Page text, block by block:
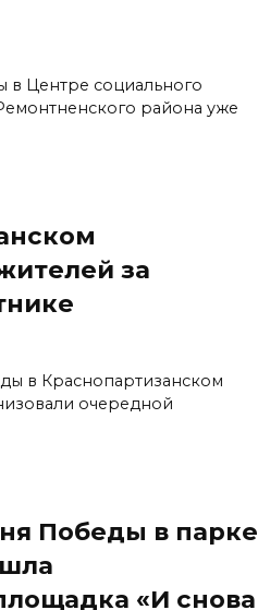
Центре социального
района уже
за
в Краснопартизанском
очередной
Победы в парке
«И снова